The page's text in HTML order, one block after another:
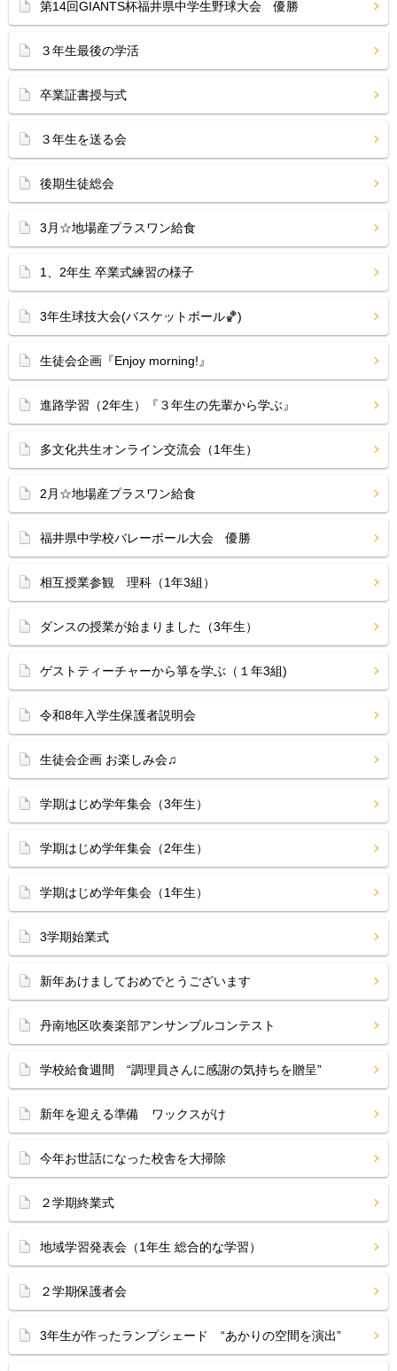
第14回GIANTS杯福井県中学生野球大会 優勝
３年生最後の学活
卒業証書授与式
３年生を送る会
後期生徒総会
3月☆地場産プラスワン給食
1、2年生 卒業式練習の様子
3年生球技大会(バスケットボール🏀)
生徒会企画『Enjoy morning!』
進路学習（2年生）『３年生の先輩から学ぶ』
多文化共生オンライン交流会（1年生）
2月☆地場産プラスワン給食
福井県中学校バレーボール大会 優勝
相互授業参観 理科（1年3組）
ダンスの授業が始まりました（3年生）
ゲストティーチャーから箏を学ぶ（１年3組)
令和8年入学生保護者説明会
生徒会企画 お楽しみ会♫
学期はじめ学年集会（3年生）
学期はじめ学年集会（2年生）
学期はじめ学年集会（1年生）
3学期始業式
新年あけましておめでとうございます
丹南地区吹奏楽部アンサンブルコンテスト
学校給食週間 “調理員さんに感謝の気持ちを贈呈”
新年を迎える準備 ワックスがけ
今年お世話になった校舎を大掃除
２学期終業式
地域学習発表会（1年生 総合的な学習）
２学期保護者会
3年生が作ったランプシェード “あかりの空間を演出”